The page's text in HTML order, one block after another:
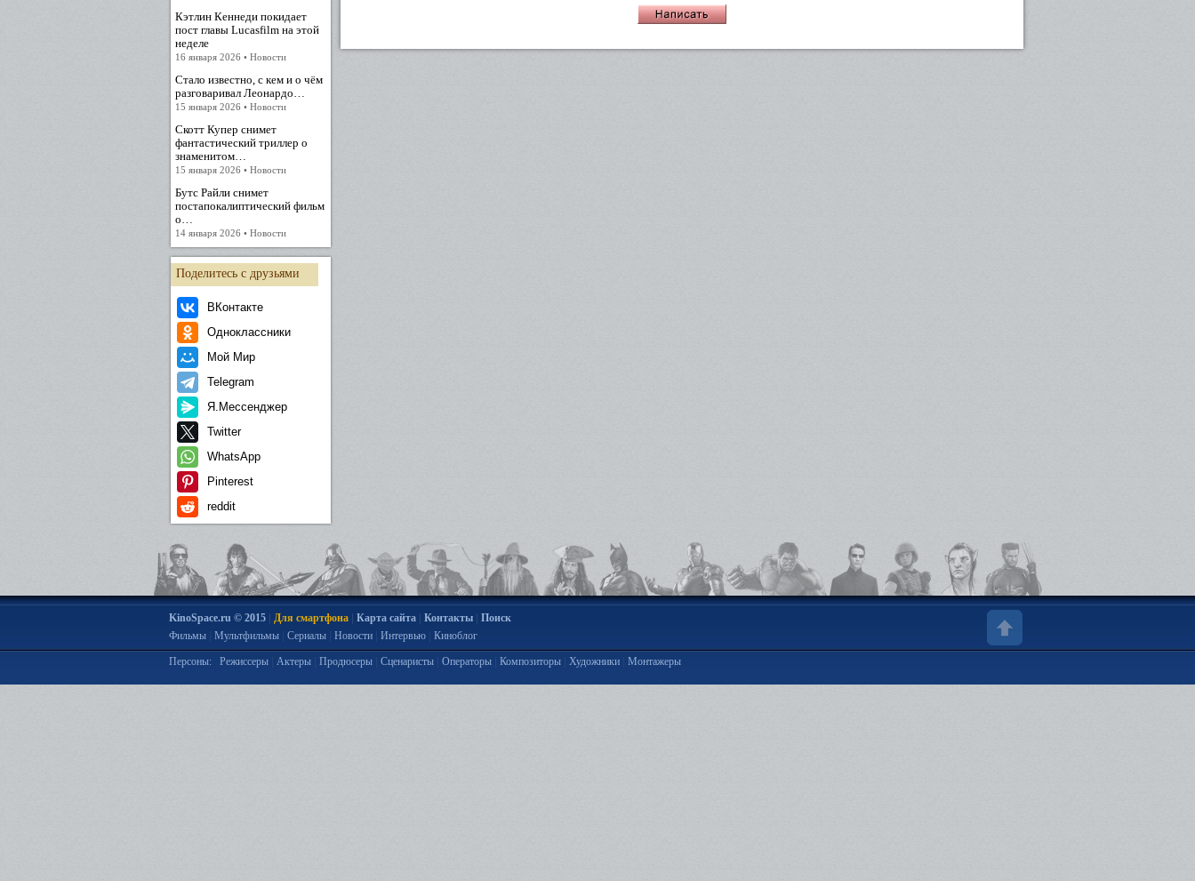
Кэтлин Кеннеди покидает
пост главы Lucasfilm на этой
неделе
16 января 2026 • Новости
Стало известно, с кем и о чём
разговаривал Леонардо…
15 января 2026 • Новости
Скотт Купер снимет
фантастический триллер о
знаменитом…
15 января 2026 • Новости
Бутс Райли снимет
постапокалиптический фильм
о…
14 января 2026 • Новости
Поделитесь с друзьями
ВКонтакте
Одноклассники
Мой Мир
Telegram
Я.Мессенджер
Twitter
WhatsApp
Pinterest
reddit
KinoSpace.ru © 2015| Для смартфона| Карта сайта| Контакты| Поиск
Фильмы| Мультфильмы| Сериалы| Новости| Интервью| Киноблог
Персоны: Режиссеры| Актеры| Продюсеры| Сценаристы| Операторы| Композиторы| Художники| Монтажеры